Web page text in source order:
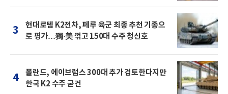
3
현대로템 K2전차, 페루 육군 최종 추천 기종으
로 평가…獨·美 꺾고 150대 수주 청신호
4
폴란드, 에이브럼스 300대 추가 검토한다지만
한국 K2 수주 굳건